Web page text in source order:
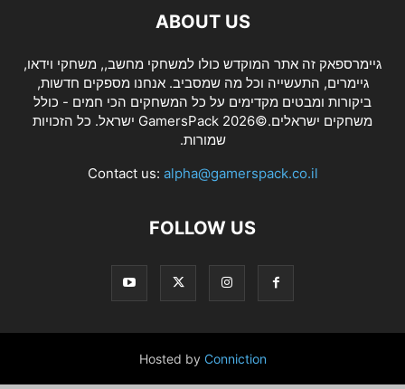
ABOUT US
גיימרספאק זה אתר המוקדש כולו למשחקי מחשב,, משחקי וידאו,
גיימרים, התעשייה וכל מה שמסביב. אנחנו מספקים חדשות,
ביקורות ומבטים מקדימים על כל המשחקים הכי חמים - כולל
משחקים ישראלים.©2026 GamersPack ישראל. כל הזכויות
שמורות.
Contact us: alpha@gamerspack.co.il
FOLLOW US
Hosted by Conniction